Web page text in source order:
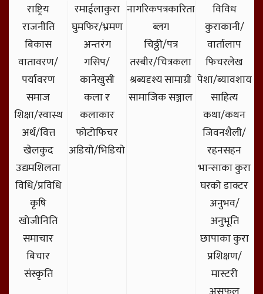
राष्ट्रिय
राजनीति
बिकास
वातावरण/
पर्यावरण
समाज
शिक्षा/स्वास्थ
अर्थ/वित्त
खेलकुद
उद्यमशिलता
विधि/प्रविधि
कृषि
खोजीनिति
समाचार
बिचार
संस्कृति
रमाईलाकुरा
घुमफिर/भ्रमण
अन्तरंग
गसिप/
कानेखुसी
कला र
कलाकार
फोटोफिचर
अडियो/भिडियो
नागरिकपत्रकारिता
ब्लग
चिठ्ठी/पत्र
तस्बीर/चित्रकला
श्रब्यदृश्य सामाग्री
सामाजिक सञ्जाल
विविध
कुराकानी/
वार्तालाप
फिचरलेख
पेशा/ब्यावशाय
साहित्य
कथा/कथन
जिवनशैली/
रहनसहन
भान्साका कुरा
घरको डाक्टर
अनुभव/
अनुभूति
छापाका कुरा
प्रशिक्षण/
मास्टरी